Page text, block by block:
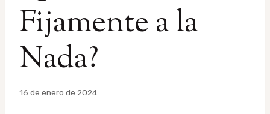
Fijamente a la
Nada?
Por
16 de enero de 2024